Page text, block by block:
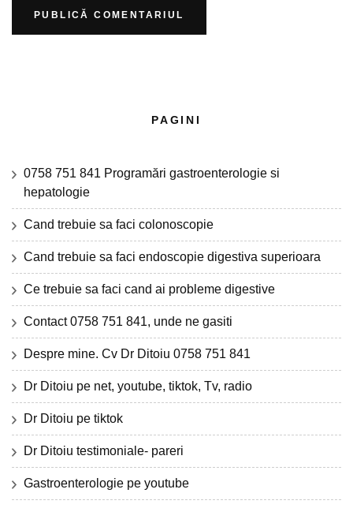
PAGINI
0758 751 841 Programări gastroenterologie si
hepatologie
Cand trebuie sa faci colonoscopie
Cand trebuie sa faci endoscopie digestiva superioara
Ce trebuie sa faci cand ai probleme digestive
Contact 0758 751 841, unde ne gasiti
Despre mine. Cv Dr Ditoiu 0758 751 841
Dr Ditoiu pe net, youtube, tiktok, Tv, radio
Dr Ditoiu pe tiktok
Dr Ditoiu testimoniale- pareri
Gastroenterologie pe youtube